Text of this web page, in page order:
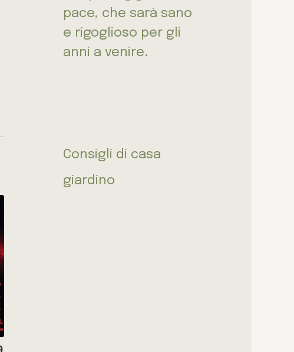
pace, che sarà sano
e rigoglioso per gli
anni a venire.
Consigli di casa
giardino